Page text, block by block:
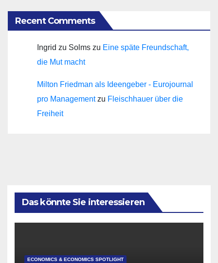
Recent Comments
Ingrid zu Solms zu Eine späte Freundschaft,
die Mut macht
Milton Friedman als Ideengeber - Eurojournal
pro Managementzu Fleischhauer über die
Freiheit
Das könnte Sie interessieren
ECONOMICS & ECONOMICS SPOTLIGHT